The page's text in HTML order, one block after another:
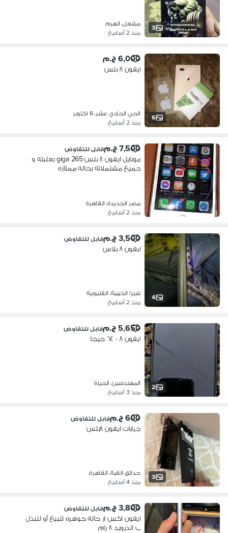
3
مشعل، الهرم
منذ 2 أسابيع
6
6,000 ج.م
ايفون ٨ بلس
الحي الحادي عشر، 6 اكتوبر
منذ 2 أسابيع
7,500 ج.م قابل للتفاوض
موبايل ايفون ٨ بلس 265 giga بعلبته و
جميع مشتملاته بحاله ممتازه
مصر الجديدة، القاهرة
منذ 2 أسابيع
4
3,500 ج.م قابل للتفاوض
ايفون ٨ بلاس
شبرا الخيمة، القليوبية
منذ 2 أسابيع
2
5,650 ج.م قابل للتفاوض
ايفون ٨ - ٦٤ جيجا
المهندسين، الجيزة
منذ 3 أسابيع
3
600 ج.م قابل للتفاوض
جرابات ايفون ٨بلس
حدائق القبة، القاهرة
منذ 4 أسابيع
3,800 ج.م قابل للتفاوض
ايفون اكس ار حاله جوهره للبيع أو للبدل
ب اندرويد ٨ رام